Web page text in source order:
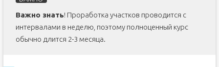
Важно знать! Проработка участков проводится с
интервалами в неделю, поэтому полноценный курс
обычно длится 2-3 месяца.